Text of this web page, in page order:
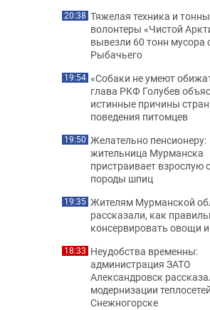
20:38 Тяжелая техника и
волонтеры «Чистой
вывезли 60 тонн мусора
Рыбачьего
19:54 «Собаки не умеют
глава РКФ Голубев
истинные причины
поведения питомцев
19:50 Желательно пенсионеру:
жительница Мурманска
пристраивает взрослую
породы шпиц
19:35 Жителям Мурманской
рассказали, как
консервировать овощи
18:33 Неудобства временны:
администрация ЗАТО
Александровск
модернизации
Снежногорске